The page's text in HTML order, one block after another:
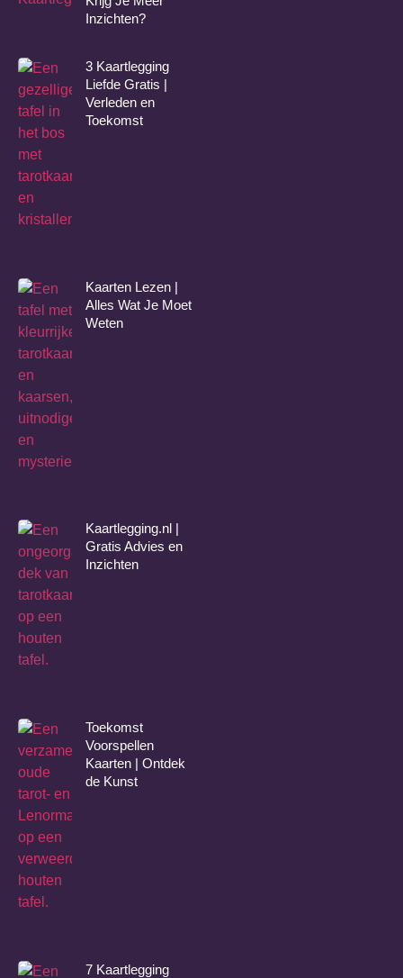
Inzichten?
3 Kaartlegging
Liefde Gratis |
Verleden en
Toekomst
Kaarten Lezen |
Alles Wat Je Moet
Weten
Kaartlegging.nl |
Gratis Advies en
Inzichten
Toekomst
Voorspellen
Kaarten | Ontdek
de Kunst
7 Kaartlegging